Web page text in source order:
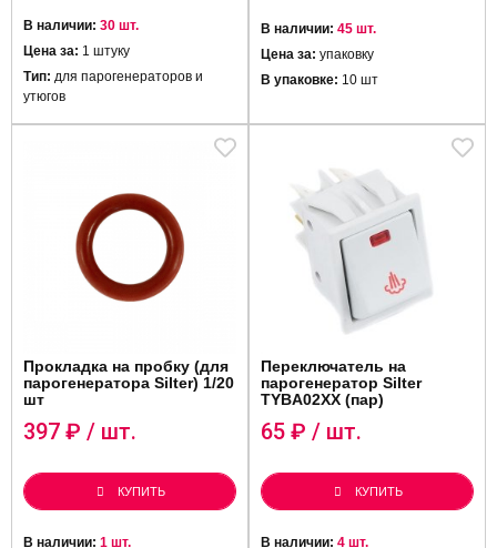
В наличии: 30 шт.
Цена за: 1 штуку
Тип: для парогенераторов и
утюгов
В наличии: 45 шт.
Цена за: упаковку
В упаковке: 10 шт
Прокладка на пробку (для
парогенератора Silter) 1/20
шт
397 ₽ / шт.
КУПИТЬ
В наличии: 1 шт.
Переключатель на
парогенератор Silter
TYBA02XX (пар)
65 ₽ / шт.
КУПИТЬ
В наличии: 4 шт.